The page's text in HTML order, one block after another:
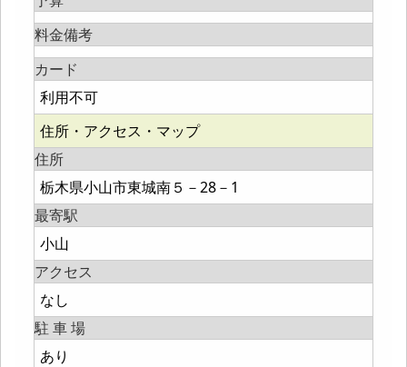
料金備考
カード
利用不可
住所・アクセス・マップ
住所
栃木県小山市東城南５－28－1
最寄駅
小山
アクセス
なし
駐 車 場
あり